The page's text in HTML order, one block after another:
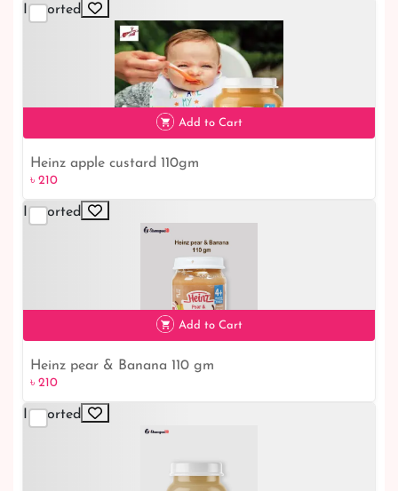
Imported
৳ 210
Add to Cart
Heinz apple custard 110gm
৳ 210
Imported
Add to Cart
Heinz pear & Banana 110 gm
৳ 210
Imported